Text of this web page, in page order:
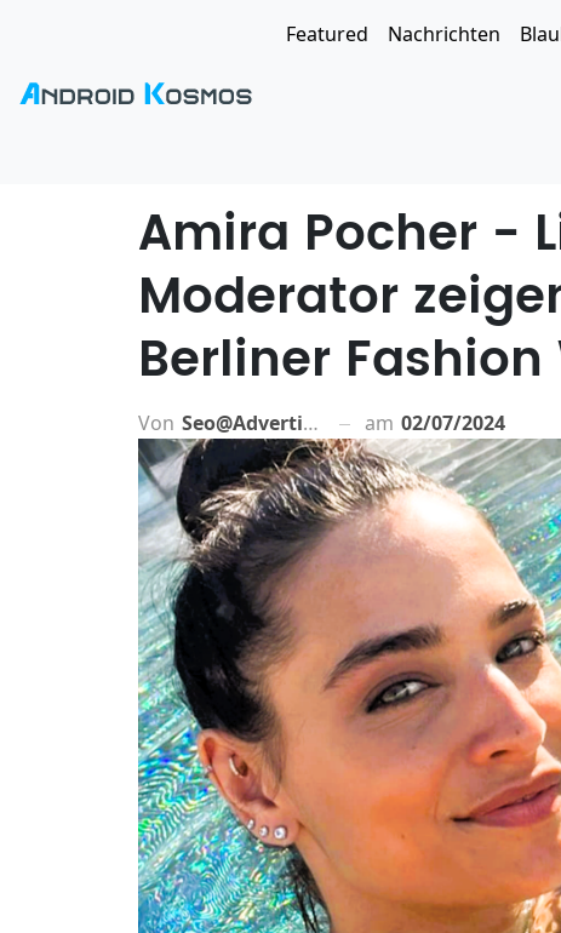
Featured Nachrichten
Amira Pocher -
Moderator
Berliner Fashion
Von Seo@advertiso.de am 02/07/2024